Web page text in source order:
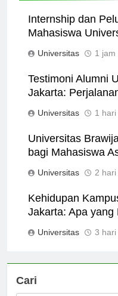
Internship dan
Testimoni Alumni
Universitas
Kehidupan
Cari